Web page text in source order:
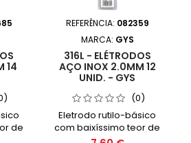
14
de
REFERÊNCIA: 082359
MARCA: GYS
316L - ELÉTRODOS
AÇO INOX 2.0MM 12
UNID. - GYS
(0)
Eletrodo rutilo-básico
com baixíssimo teor de
carbono, projetado